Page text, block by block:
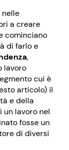
a creare
cominciano
di farlo e
,
lavoro
cui è
articolo) il
e della
un lavoro nel
fosse un
di diversi